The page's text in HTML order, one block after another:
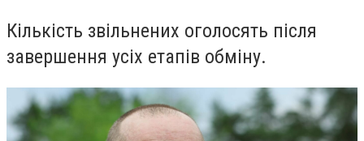
Кількість звільнених оголосять після
завершення усіх етапів обміну.